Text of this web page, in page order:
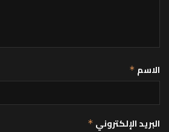
الاسم *
البريد الإلكتروني *